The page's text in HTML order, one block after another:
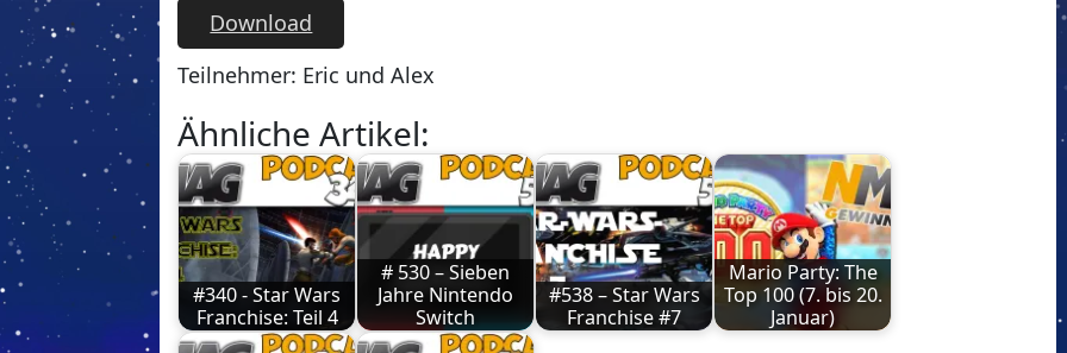
Download
Teilnehmer: Eric und Alex
Ähnliche Artikel:
#340 - Star Wars
Franchise: Teil 4
# 530 – Sieben
Jahre Nintendo
Switch
#538 – Star Wars
Franchise #7
Mario Party: The
Top 100 (7. bis 20.
Januar)